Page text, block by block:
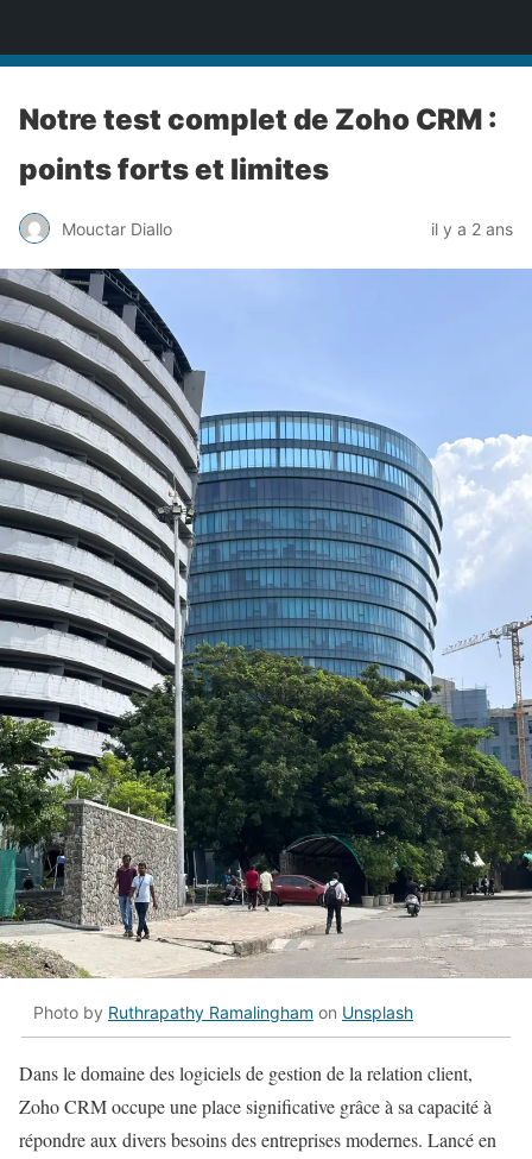
Notre test complet de Zoho CRM :
points forts et limites
Mouctar Diallo il y a 2 ans
Photo by Ruthrapathy Ramalingham on Unsplash
Dans le domaine des logiciels de gestion de la relation client,
Zoho CRM occupe une place significative grâce à sa capacité à
répondre aux divers besoins des entreprises modernes. Lancé en